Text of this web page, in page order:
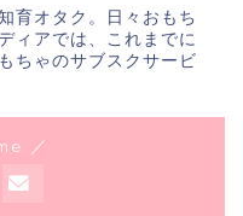
育オタク。日々おもち
ィアでは、これまでに
ちゃのサブスクサービ
／